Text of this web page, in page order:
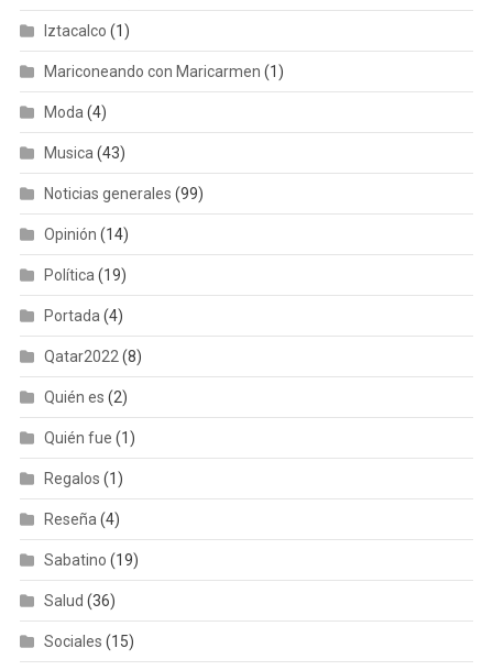
Iztacalco (1)
Mariconeando con Maricarmen (1)
Moda (4)
Musica (43)
Noticias generales (99)
Opinión (14)
Política (19)
Portada (4)
Qatar2022 (8)
Quién es (2)
Quién fue (1)
Regalos (1)
Reseña (4)
Sabatino (19)
Salud (36)
Sociales (15)